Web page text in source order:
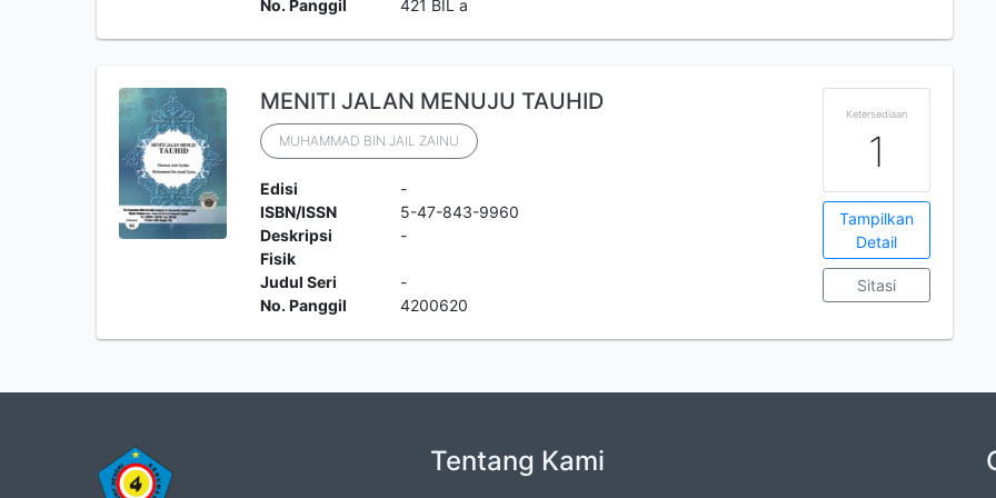
No. Panggil 421 BIL a
MENITI JALAN MENUJU TAUHID
MUHAMMAD BIN JAIL ZAINU
Edisi
-
ISBN/ISSN
5-47-843-9960
Deskripsi
Fisik
-
Judul Seri
-
No. Panggil
4200620
Ketersediaan
1
Tampilkan
Detail
Sitasi
Tentang Kami